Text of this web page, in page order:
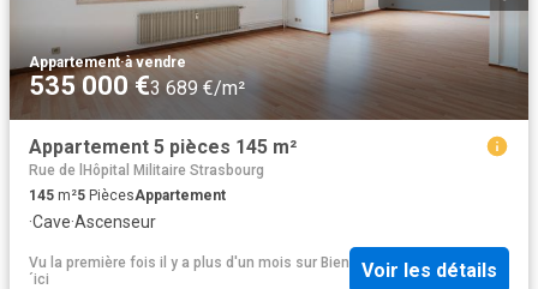
Appartement·à vendre
535 000 €3 689 €/m²
Appartement 5 pièces 145 m²
Rue de lHôpital Militaire Strasbourg
145 m²5 PiècesAppartement
·Cave·Ascenseur
Vu la première fois il y a plus d'un mois sur Bien
´ici
Voir les détails